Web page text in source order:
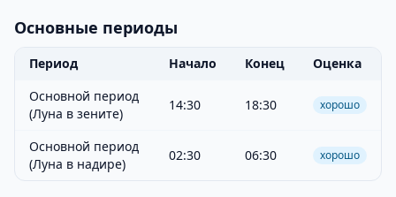
Основные периоды
Период Начало Конец
Оценка
Основной период
(Луна в зените)
14:30 18:30 хорошо
Основной период
(Луна в надире)
02:30 06:30 хорошо